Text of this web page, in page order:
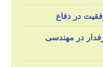
در دفاع
در مهندسی